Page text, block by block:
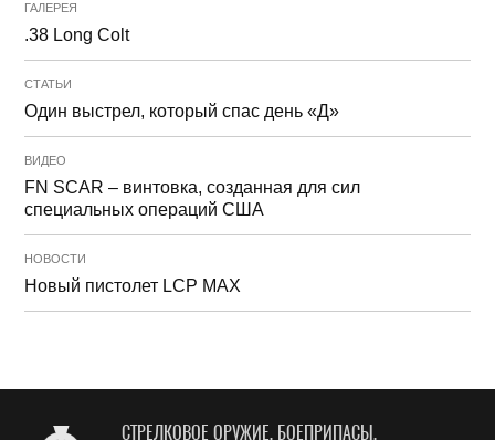
ГАЛЕРЕЯ
.38 Long Colt
СТАТЬИ
Один выстрел, который спас день «Д»
ВИДЕО
FN SCAR – винтовка, созданная для сил
специальных операций США
НОВОСТИ
Новый пистолет LCP MAX
СТРЕЛКОВОЕ ОРУЖИЕ, БОЕПРИПАСЫ,